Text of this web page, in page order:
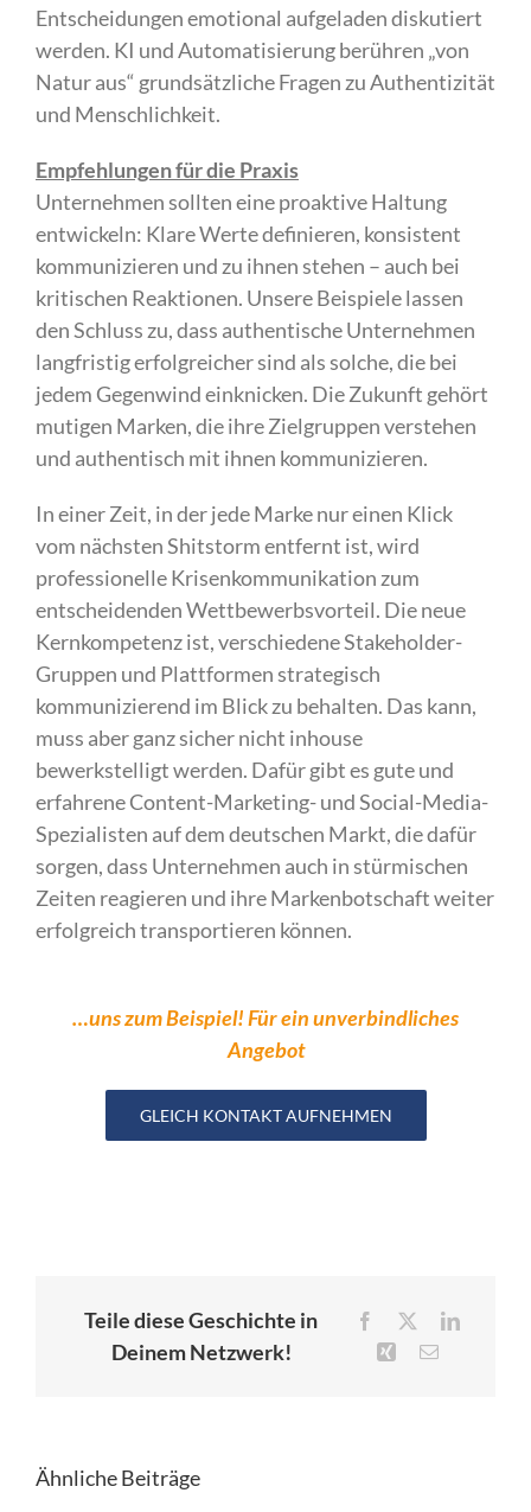
Entscheidungen emotional aufgeladen diskutiert
werden. KI und Automatisierung berühren „von
Natur aus“ grundsätzliche Fragen zu Authentizität
und Menschlichkeit.
Empfehlungen für die Praxis
Unternehmen sollten eine proaktive Haltung
entwickeln: Klare Werte definieren, konsistent
kommunizieren und zu ihnen stehen – auch bei
kritischen Reaktionen. Unsere Beispiele lassen
den Schluss zu, dass authentische Unternehmen
langfristig erfolgreicher sind als solche, die bei
jedem Gegenwind einknicken. Die Zukunft gehört
mutigen Marken, die ihre Zielgruppen verstehen
und authentisch mit ihnen kommunizieren.
In einer Zeit, in der jede Marke nur einen Klick
vom nächsten Shitstorm entfernt ist, wird
professionelle Krisenkommunikation zum
entscheidenden Wettbewerbsvorteil. Die neue
Kernkompetenz ist, verschiedene Stakeholder-
Gruppen und Plattformen strategisch
kommunizierend im Blick zu behalten. Das kann,
muss aber ganz sicher nicht inhouse
bewerkstelligt werden. Dafür gibt es gute und
erfahrene Content-Marketing- und Social-Media-
Spezialisten auf dem deutschen Markt, die dafür
sorgen, dass Unternehmen auch in stürmischen
Zeiten reagieren und ihre Markenbotschaft weiter
erfolgreich transportieren können.
…uns zum Beispiel! Für ein unverbindliches
Angebot
GLEICH KONTAKT AUFNEHMEN
Teile diese Geschichte in
Deinem Netzwerk!
Facebook
LinkedIn
Xing E-
Ähnliche Beiträge